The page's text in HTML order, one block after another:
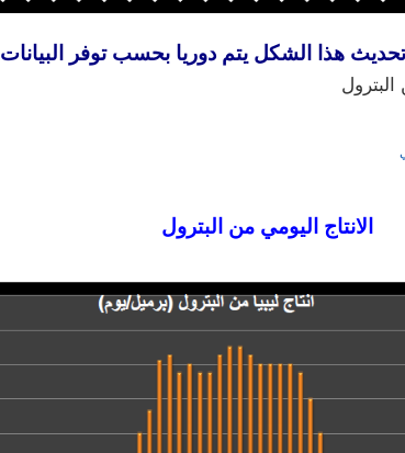
يتم دوريا بحسب توفر البيانات
البترول
من البترول